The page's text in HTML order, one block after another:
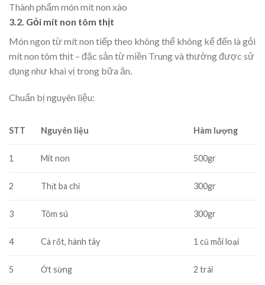
Thành phẩm món mít non xào
3.2. Gỏi mít non tôm thịt
Món ngon từ mít non tiếp theo không thể không kể đến là gỏi
mít non tôm thịt – đặc sản từ miền Trung và thường được sử
dụng như khai vị trong bữa ăn.
Chuẩn bị nguyên liệu:
STT Nguyên liệu Hàm lượng
1 Mít non 500gr
2 Thịt ba chỉ 300gr
3 Tôm sú 300gr
4 Cà rốt, hành tây 1 củ mỗi loại
5 Ớt sừng 2 trái